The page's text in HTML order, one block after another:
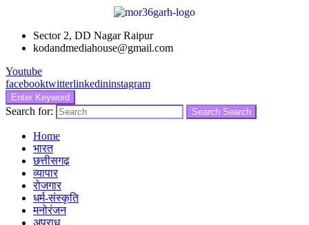
Sector 2, DD Nagar Raipur
kodandmediahouse@gmail.com
Youtube
facebooktwitterlinkedininstagram
Enter Keyword
Search for: Search Search
Home
भारत
छत्तीसगढ़
व्यापार
रोजगार
धर्म-संस्कृति
मनोरंजन